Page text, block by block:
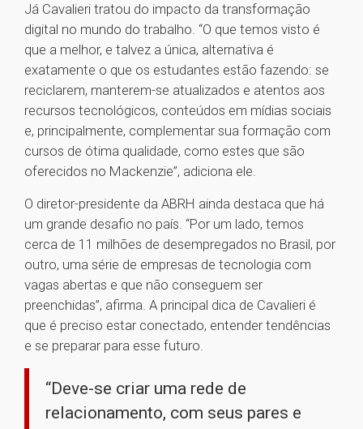
Já Cavalieri tratou do impacto da transformação
digital no mundo do trabalho. “O que temos visto é
que a melhor, e talvez a única, alternativa é
exatamente o que os estudantes estão fazendo: se
reciclarem, manterem-se atualizados e atentos aos
recursos tecnológicos, conteúdos em mídias sociais
e, principalmente, complementar sua formação com
cursos de ótima qualidade, como estes que são
oferecidos no Mackenzie”, adiciona ele.
O diretor-presidente da ABRH ainda destaca que há
um grande desafio no país. “Por um lado, temos
cerca de 11 milhões de desempregados no Brasil, por
outro, uma série de empresas de tecnologia com
vagas abertas e que não conseguem ser
preenchidas”, afirma. A principal dica de Cavalieri é
que é preciso estar conectado, entender tendências
e se preparar para esse futuro.
“Deve-se criar uma rede de
relacionamento, com seus pares e